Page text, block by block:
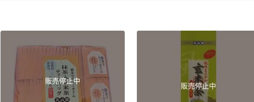
販売停止中
販売停止中